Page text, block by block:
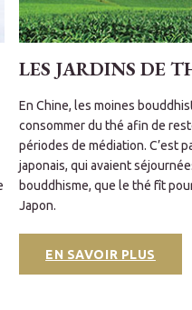
LES JARDINS DE
En Chine, les moines
consommer du thé afin de
périodes de médiation. C’est
japonais, qui avaient
bouddhisme, que le thé fît
Japon.
EN SAVOIR PLUS